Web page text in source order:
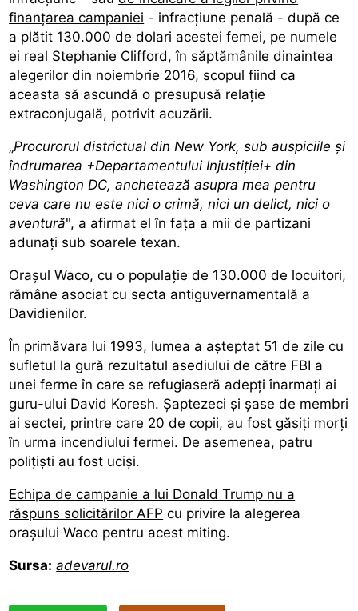
finanţarea campaniei - infracţiune penală - după ce
a plătit 130.000 de dolari acestei femei, pe numele
ei real Stephanie Clifford, în săptămânile dinaintea
alegerilor din noiembrie 2016, scopul fiind ca
aceasta să ascundă o presupusă relaţie
extraconjugală, potrivit acuzării.
„Procurorul districtual din New York, sub auspiciile şi
îndrumarea +Departamentului Injustiţiei+ din
Washington DC, anchetează asupra mea pentru
ceva care nu este nici o crimă, nici un delict, nici o
aventură", a afirmat el în faţa a mii de partizani
adunaţi sub soarele texan.
Oraşul Waco, cu o populaţie de 130.000 de locuitori,
rămâne asociat cu secta antiguvernamentală a
Davidienilor.
În primăvara lui 1993, lumea a aşteptat 51 de zile cu
sufletul la gură rezultatul asediului de către FBI a
unei ferme în care se refugiaseră adepţi înarmaţi ai
guru-ului David Koresh. Şaptezeci şi şase de membri
ai sectei, printre care 20 de copii, au fost găsiţi morţi
în urma incendiului fermei. De asemenea, patru
poliţişti au fost ucişi.
Echipa de campanie a lui Donald Trump nu a
răspuns solicitărilor AFP cu privire la alegerea
oraşului Waco pentru acest miting.
Sursa: adevarul.ro